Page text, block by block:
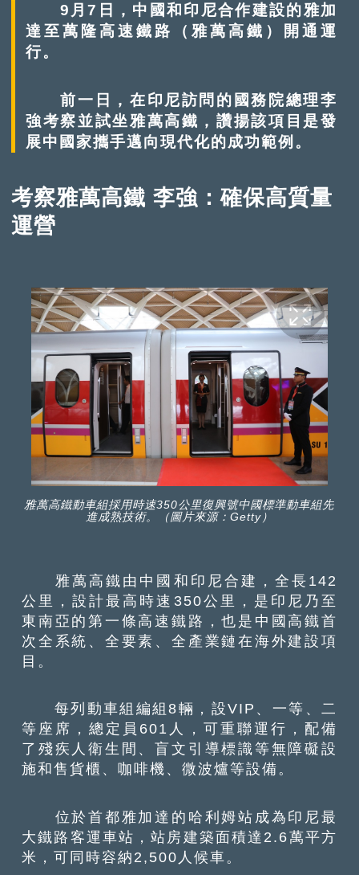
9月7日，中國和印尼合作建設的雅加
達至萬隆高速鐵路（雅萬高鐵）開通運
行。
前一日，在印尼訪問的國務院總理李
強考察並試坐雅萬高鐵，讚揚該項目是發
展中國家攜手邁向現代化的成功範例。
考察雅萬高鐵 李強：確保高質量
運營
雅萬高鐵動車組採用時速350公里復興號中國標準動車組先
進成熟技術。（圖片來源：Getty）
雅萬高鐵由中國和印尼合建，全長142
公里，設計最高時速350公里，是印尼乃至
東南亞的第一條高速鐵路，也是中國高鐵首
次全系統、全要素、全產業鏈在海外建設項
目。
每列動車組編組8輛，設VIP、一等、二
等座席，總定員601人，可重聯運行，配備
了殘疾人衛生間、盲文引導標識等無障礙設
施和售貨櫃、咖啡機、微波爐等設備。
位於首都雅加達的哈利姆站成為印尼最
大鐵路客運車站，站房建築面積達2.6萬平方
米，可同時容納2,500人候車。